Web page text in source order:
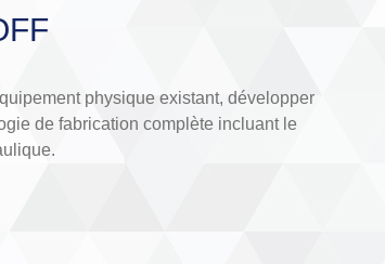
physique existant, développer
de fabrication complète incluant le